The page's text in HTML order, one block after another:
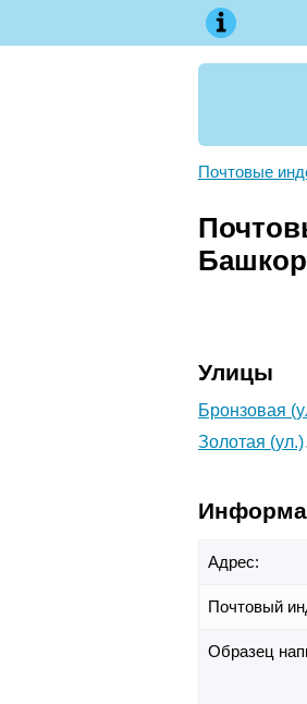
Почтовые
Улицы
Бронзовая
Золотая (ул.)
Адрес:
Почтовый
Образец